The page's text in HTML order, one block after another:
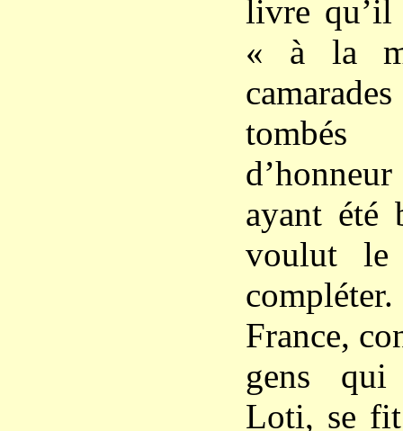
livre qu’il
« à la
ayant été
voulut
France,
gens qui
Loti, se